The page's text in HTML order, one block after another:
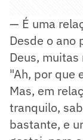
— É uma
Desde o ano
Deus,
"Ah, por que
Mas, em
tranquilo,
bastante, e